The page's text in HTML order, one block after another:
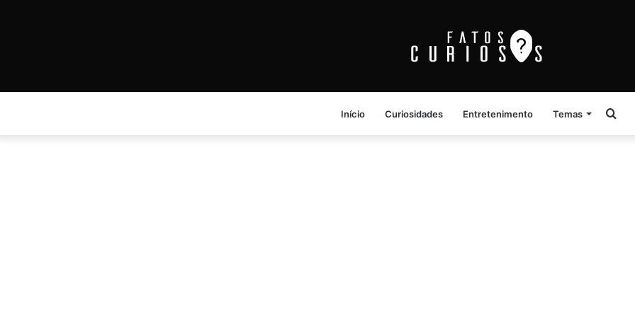
Início Curiosidades Entretenimento Temas